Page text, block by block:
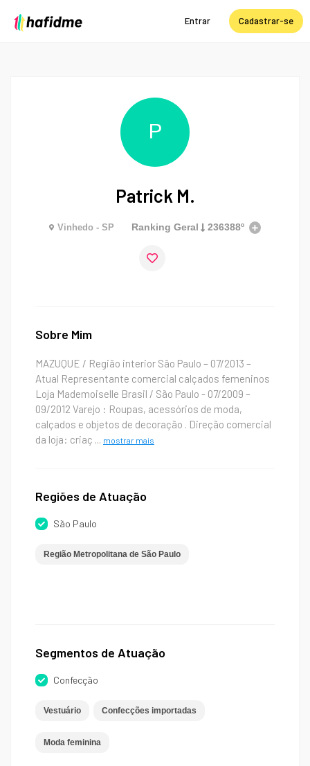
Entrar Cadastrar-se
P
Patrick M.
Vinhedo - SP Ranking Geral 236388º
Sobre Mim
MAZUQUE / Região interior São Paulo – 07/2013 –
Atual Representante comercial calçados femeninos
Loja Mademoiselle Brasil / São Paulo - 07/2009 –
09/2012 Varejo : Roupas, acessórios de moda,
calçados e objetos de decoração . Direção comercial
da loja: criaç ... mostrar mais
Regiões de Atuação
São Paulo
Região Metropolitana de São Paulo
Segmentos de Atuação
Confecção
Vestuário Confecções importadas
Moda feminina